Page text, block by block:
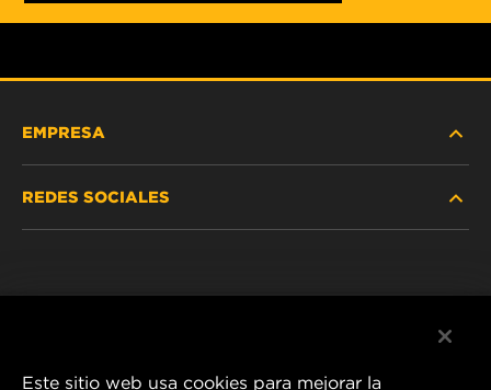
EMPRESA
REDES SOCIALES
Este sitio web usa cookies para mejorar la